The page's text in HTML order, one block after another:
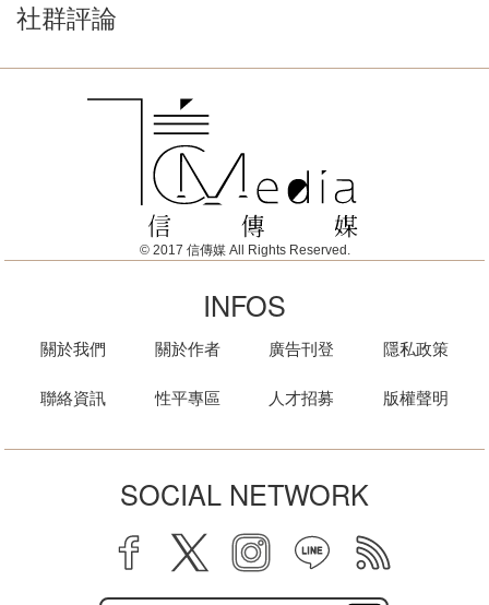
社群評論
© 2017 信傳媒 All Rights Reserved.
INFOS
關於我們
聯絡資訊
關於作者
性平專區
廣告刊登
人才招募
隱私政策
版權聲明
SOCIAL NETWORK
facebook twitter instagram